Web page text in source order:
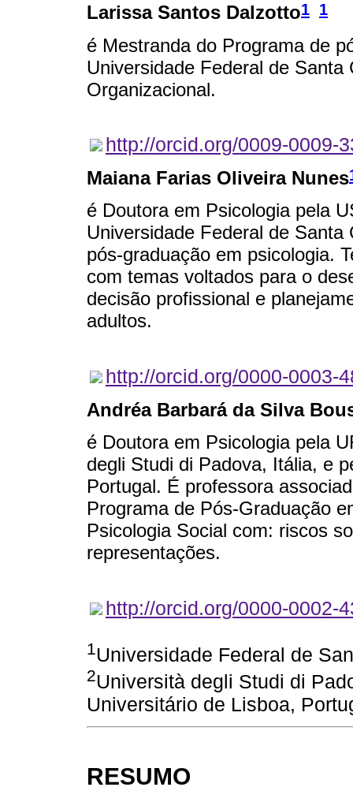
Larissa Santos Dalzotto1 1
é Mestranda do Programa de
Universidade Federal de
Organizacional.
http://orcid.org/0009-0009-
Maiana Farias Oliveira Nunes
é Doutora em Psicologia pela
Universidade Federal de
pós-graduação em psicologia.
com temas voltados para o
decisão profissional e
adultos.
http://orcid.org/0000-0003-
Andréa Barbará da Silva
é Doutora em Psicologia pela
degli Studi di Padova, Itália, e
Portugal. É professora
Programa de Pós-Graduação
Psicologia Social com: riscos
representações.
http://orcid.org/0000-0002-
1 Universidade Federal de
2Università degli Studi di
Universitário de Lisboa,
RESUMO